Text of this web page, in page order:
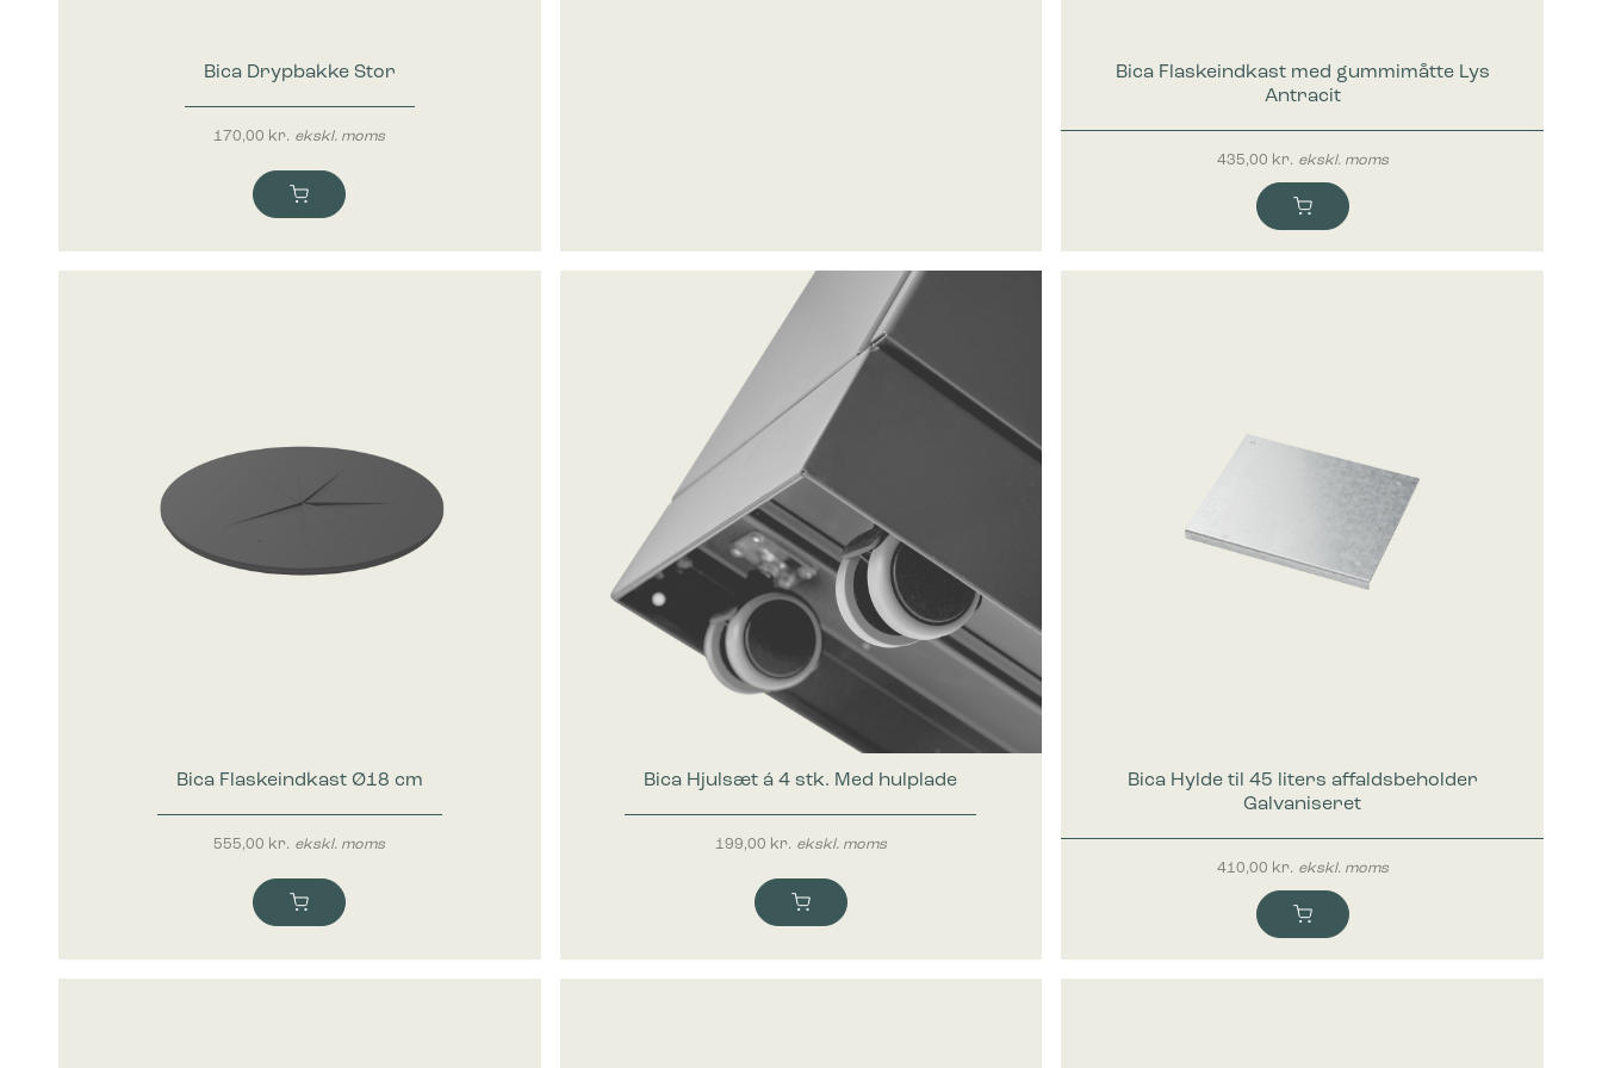
Bica Drypbakke Stor
170,00 kr. ekskl. moms
Bica Flaskeindkast med gummimåtte Lys
Antracit
435,00 kr. ekskl. moms
Bica Flaskeindkast Ø18 cm
555,00 kr. ekskl. moms
Bica Hjulsæt á 4 stk. Med hulplade
199,00 kr. ekskl. moms
Bica Hylde til 45 liters affaldsbeholder
Galvaniseret
410,00 kr. ekskl. moms